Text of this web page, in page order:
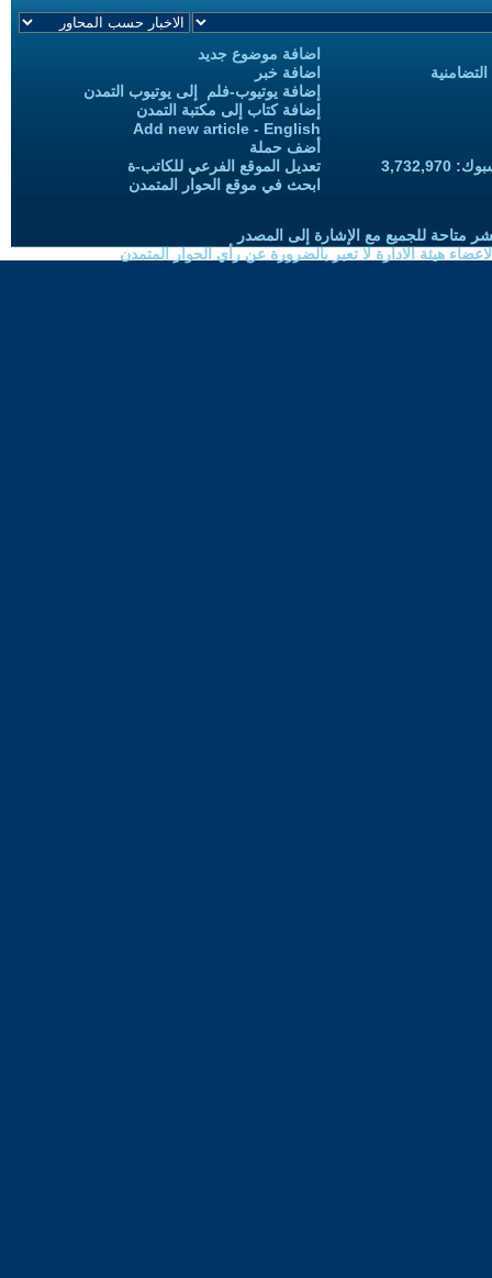
اضافة موضوع جديد
اضافة خبر
إضافة يوتيوب-فلم إلى يوتيوب التمدن
إضافة كتاب إلى مكتبة التمدن
Add new article - English
أضف حملة
تعديل الموقع الفرعي للكاتب-ة
ابحث في موقع الحوار المتمدن
متاحة للجميع مع الإشارة إلى المصدر
هيئة الادارة لا تعبر بالضرورة عن رأي الحوار المتمدن